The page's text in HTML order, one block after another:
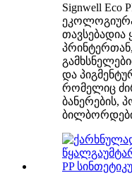
Signwell Eco
და
რომელიც
ბანერების,